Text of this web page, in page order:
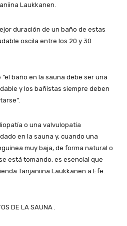
Laukkanen.
duración de un baño de estas
oscila entre los 20 y 30
baño en la sauna debe ser una
y los bañistas siempre deben
o una valvulopatía
en la sauna y, cuando una
muy baja, de forma natural o
está tomando, es esencial que
Tanjaniina Laukkanen a Efe.
DE LA SAUNA .